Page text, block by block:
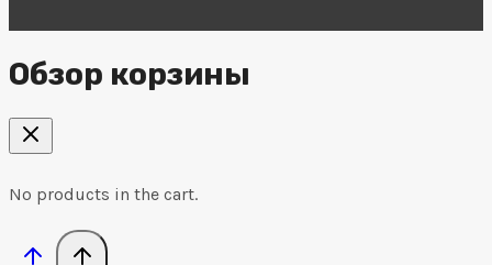
Обзор корзины
No products in the cart.